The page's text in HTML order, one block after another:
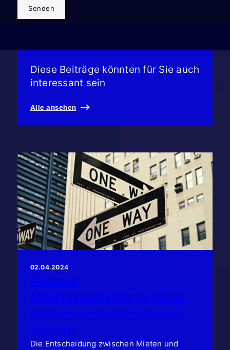
Senden
Diese Beiträge könnten für Sie auch
interessant sein
Alle ansehen
02.04.2024
Aktuelle
Markteinschätzung: Ist es
besser zu mieten oder zu
kaufen?
Die Entscheidung zwischen Mieten und